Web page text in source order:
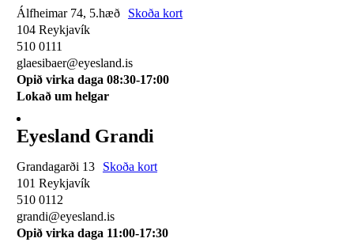
Álfheimar 74, 5.hæð
Skoða kort
104 Reykjavík
510 0111
glaesibaer@eyesland.is
Opið virka daga 08:30-17:00
Lokað um helgar
Eyesland Grandi
Grandagarði 13
Skoða kort
101 Reykjavík
510 0112
grandi@eyesland.is
Opið virka daga 11:00-17:30